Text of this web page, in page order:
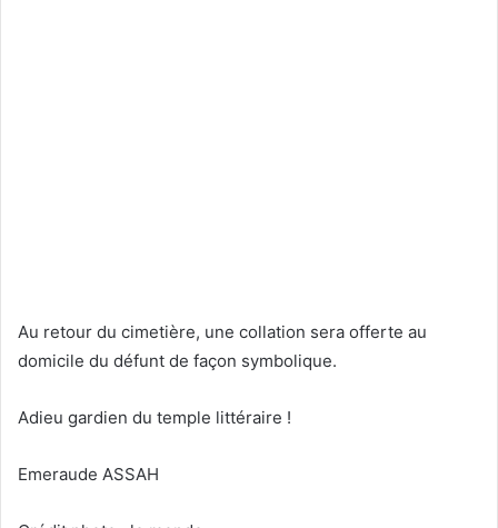
Au retour du cimetière, une collation sera offerte au
domicile du défunt de façon symbolique.
Adieu gardien du temple littéraire !
Emeraude ASSAH